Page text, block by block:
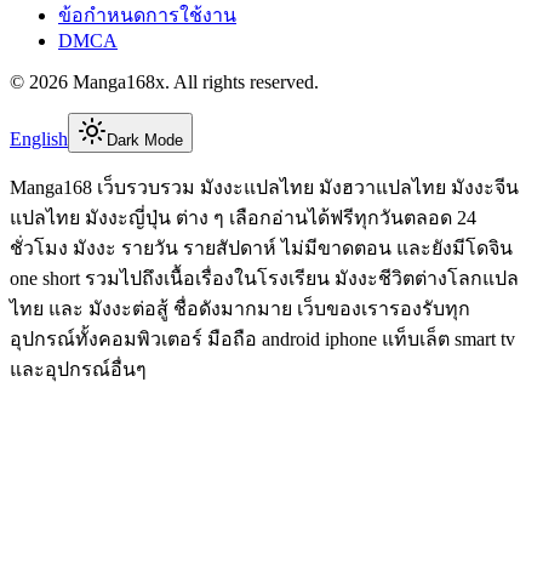
ข้อกำหนดการใช้งาน
DMCA
© 2026 Manga168x. All rights reserved.
English Dark Mode
Manga168 เว็บรวบรวม มังงะแปลไทย มังฮวาแปลไทย มังงะจีน
แปลไทย มังงะญี่ปุ่น ต่าง ๆ เลือกอ่านได้ฟรีทุกวันตลอด 24
ชั่วโมง มังงะ รายวัน รายสัปดาห์ ไม่มีขาดตอน และยังมีโดจิน
one short รวมไปถึงเนื้อเรื่องในโรงเรียน มังงะชีวิตต่างโลกแปล
ไทย และ มังงะต่อสู้ ชื่อดังมากมาย เว็บของเรารองรับทุก
อุปกรณ์ทั้งคอมพิวเตอร์ มือถือ android iphone แท็บเล็ต smart tv
และอุปกรณ์อื่นๆ